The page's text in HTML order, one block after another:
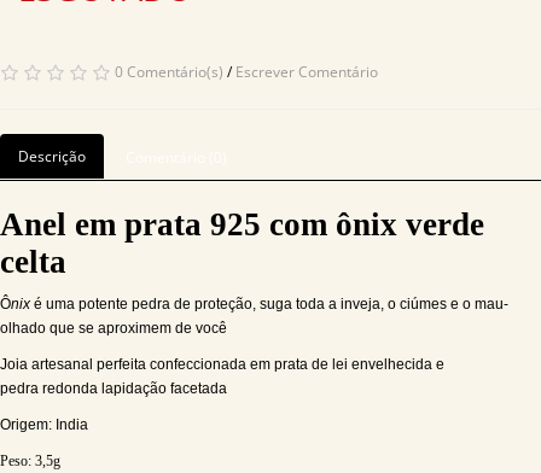
0 Comentário(s) /Escrever Comentário
Descrição
Anel em prata 925 com ônix verde
celta
Ônix é uma potente pedra de proteção, suga toda a inveja, o ciúmes e o mau-
olhado que se aproximem de você
Joia artesanal perfeita confeccionada em prata de lei envelhecida e
pedra redonda lapidação facetada
Origem: India
Peso: 3,5g